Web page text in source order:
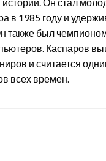
в 1985 году и
также был
Каспаров
и считается
всех времен.